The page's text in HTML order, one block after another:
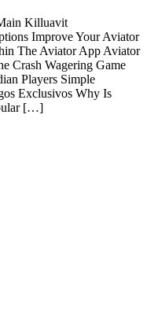
Killuavit
Improve Your Aviator
The Aviator App Aviator
Crash Wagering Game
Players Simple
Exclusivos Why Is
[…]